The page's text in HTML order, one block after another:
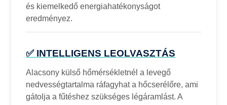
és kiemelkedő energiahatékonyságot
eredményez.
✅ INTELLIGENS LEOLVASZTÁS
Alacsony külső hőmérsékletnél a levegő
nedvességtartalma ráfagyhat a hőcserélőre, ami
gátolja a fűtéshez szükséges légáramlást. A